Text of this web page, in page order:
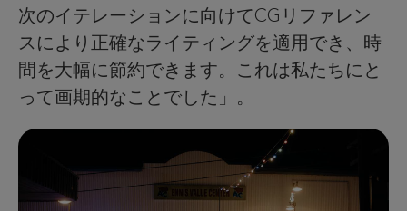
次のイテレーションに向けてCGリファレン
スにより正確なライティングを適用でき、時
間を大幅に節約できます。これは私たちにと
って画期的なことでした」。